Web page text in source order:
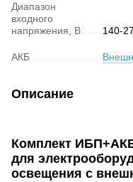
Диапазон
входного
напряжения, В
140-
АКБ
Описание
Комплект
для
освещения с